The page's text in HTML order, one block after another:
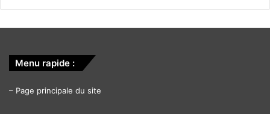
Menu rapide :
– Page principale du site